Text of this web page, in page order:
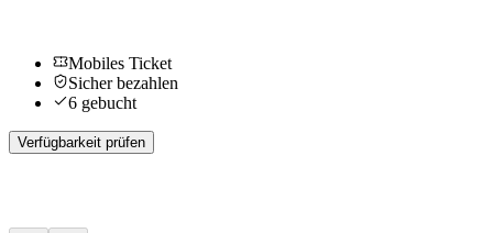
Mobiles Ticket
Sicher bezahlen
6 gebucht
Verfügbarkeit prüfen